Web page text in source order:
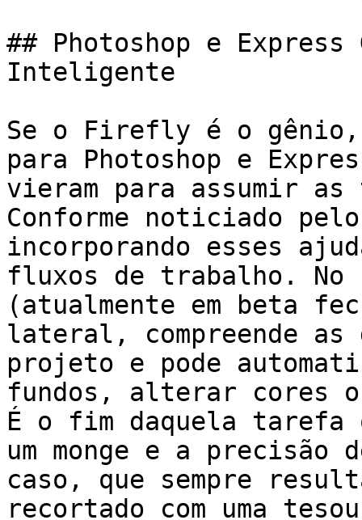
## Photoshop e Express
Inteligente
Se o Firefly é o gênio,
para Photoshop e
vieram para assumir
Conforme noticiado
incorporando esses
fluxos de trabalho. No
(atualmente em beta
lateral, compreende as
projeto e pode
fundos, alterar cores
É o fim daquela tarefa
um monge e a precisão
caso, que sempre
recortado com uma